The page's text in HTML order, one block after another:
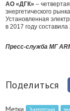
АО «ДГК» –
энергетического
Установленная
в 2017 году
Пресс-служба МГ
Поделиться
Метки Энергетика